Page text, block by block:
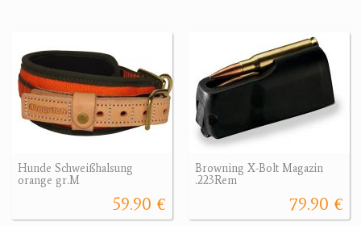
Hunde Schweißhalsung
orange gr.M
59.90 €
Browning X-Bolt Magazin
.223Rem
79.90 €